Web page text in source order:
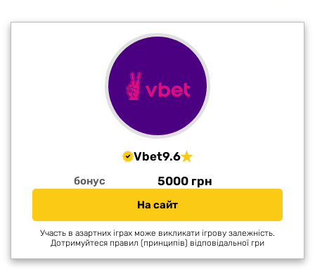
Vbet9.6
бонус 5000 грн
На сайт
Участь в азартних іграх може викликати ігрову залежність.
Дотримуйтеся правил (принципів) відповідальної гри